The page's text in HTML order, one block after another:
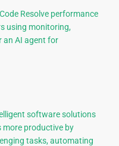
Resolve performance
using monitoring,
an AI agent for
software solutions
more productive by
tasks, automating